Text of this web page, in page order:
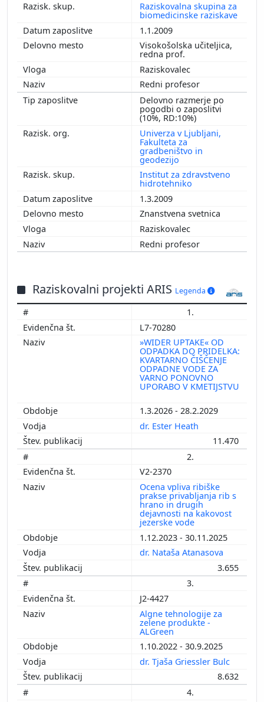
Raziskovalna skupina za
biomedicinske raziskave
1.1.2009
Visokošolska učiteljica,
redna prof.
Raziskovalec
Redni profesor
Delovno razmerje po
pogodbi o zaposlitvi
(10%, RD:10%)
Univerza v Ljubljani,
Fakulteta za
gradbeništvo in
geodezijo
Institut za zdravstveno
hidrotehniko
1.3.2009
Znanstvena svetnica
Raziskovalec
Redni profesor
Raziskovalni projekti ARIS Legenda
1.
L7-70280
»WIDER UPTAKE« OD
ODPADKA DO PRIDELKA:
KVARTARNO ČIŠČENJE
ODPADNE VODE ZA
VARNO PONOVNO
UPORABO V KMETIJSTVU
1.3.2026 - 28.2.2029
dr. Ester Heath
11.470
2.
V2-2370
Ocena vpliva ribiške
prakse privabljanja rib s
hrano in drugih
dejavnosti na kakovost
jezerske vode
1.12.2023 - 30.11.2025
dr. Nataša Atanasova
3.655
3.
J2-4427
Algne tehnologije za
zelene produkte -
ALGreen
1.10.2022 - 30.9.2025
dr. Tjaša Griessler Bulc
8.632
4.